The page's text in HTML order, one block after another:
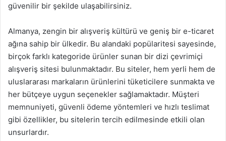
güvenilir bir şekilde ulaşabilirsiniz.
Almanya, zengin bir alışveriş kültürü ve geniş bir e-ticaret
ağına sahip bir ülkedir. Bu alandaki popülaritesi sayesinde,
birçok farklı kategoride ürünler sunan bir dizi çevrimiçi
alışveriş sitesi bulunmaktadır. Bu siteler, hem yerli hem de
uluslararası markaların ürünlerini tüketicilere sunmakta ve
her bütçeye uygun seçenekler sağlamaktadır. Müşteri
memnuniyeti, güvenli ödeme yöntemleri ve hızlı teslimat
gibi özellikler, bu sitelerin tercih edilmesinde etkili olan
unsurlardır.